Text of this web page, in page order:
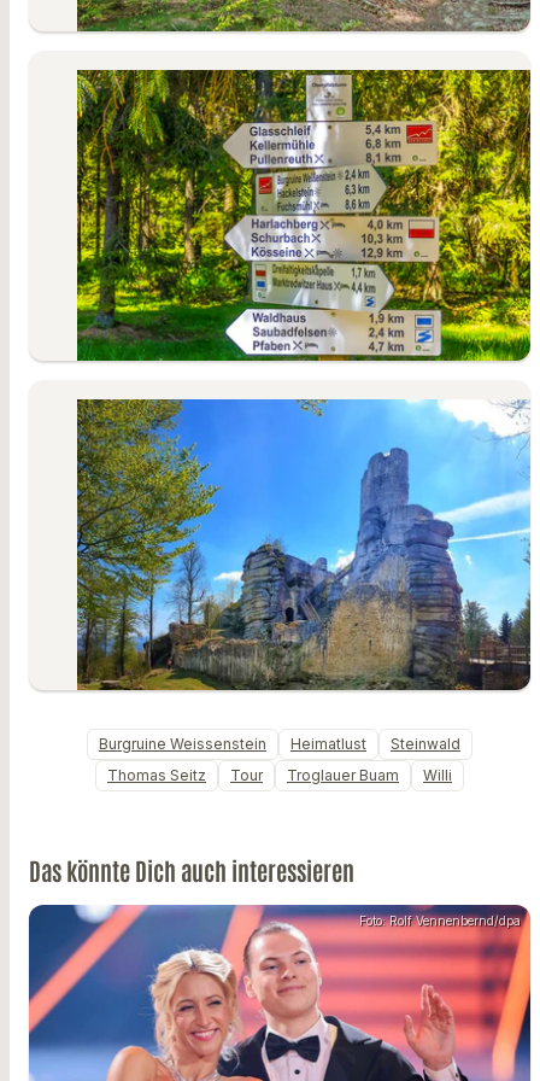
Burgruine Weissenstein Heimatlust
Steinwald
Thomas Seitz
Tour Troglauer Buam Willi
Das könnte Dich auch interessieren
Foto: Rolf Vennenbernd/dpa